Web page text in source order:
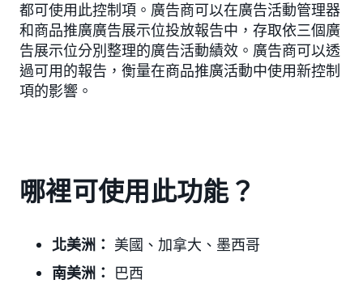
都可使用此控制項。廣告商可以在廣告活動管理器
和商品推廣廣告展示位投放報告中，存取依三個廣
告展示位分別整理的廣告活動績效。廣告商可以透
過可用的報告，衡量在商品推廣活動中使用新控制
項的影響。
哪裡可使用此功能？
北美洲： 美國、加拿大、墨西哥
南美洲：
巴西